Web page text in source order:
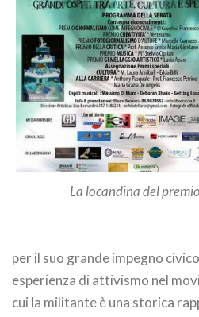
La locandina del premio
per il suo grande impegno
esperienza di attivismo nel
cui la militante è una storica